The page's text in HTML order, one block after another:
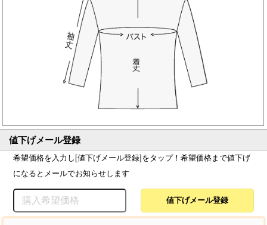
値下げメール登録
希望価格を入力し[値下げメール登録]をタップ！希望価格まで値下げ
になるとメールでお知らせします